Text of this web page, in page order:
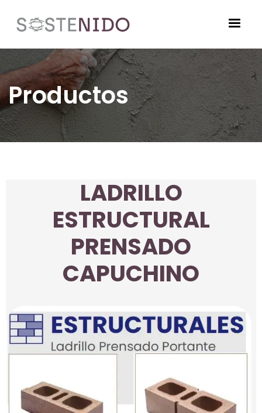
Imagen
Productos
LADRILLO
ESTRUCTURAL
PRENSADO
CAPUCHINO